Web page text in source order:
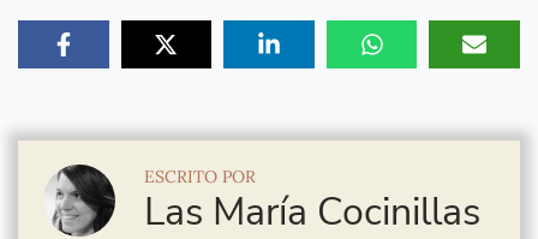
ESCRITO POR
Las María Cocinillas